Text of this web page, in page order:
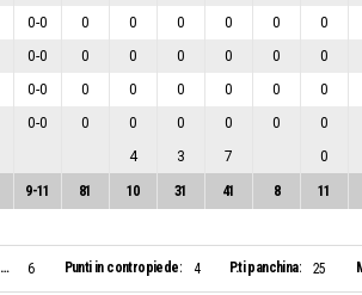
0-0 0 0 0 0 0 0
0-0 0 0 0 0 0 0
0-0 0 0 0 0 0 0
0-0 0 0 0 0 0 0
4 3 7 0
9-11 81 10 31 41 8 11
Punti da seconda opportunità: 6 Punti in contropiede: 4 P.ti panchina: 25